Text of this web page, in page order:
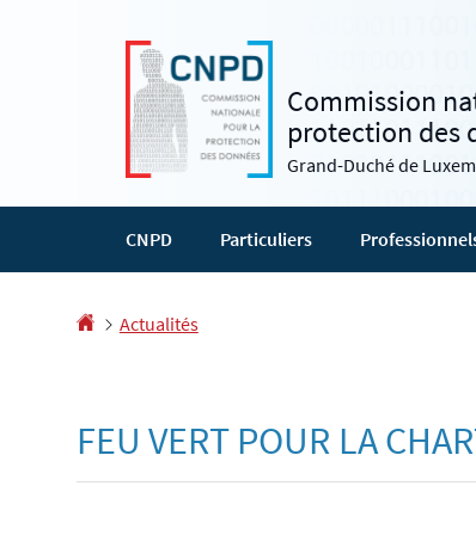
Commission
protection des
Grand-Duché de
CNPD Particuliers
Accueil
Actualités
FEU VERT POUR LA